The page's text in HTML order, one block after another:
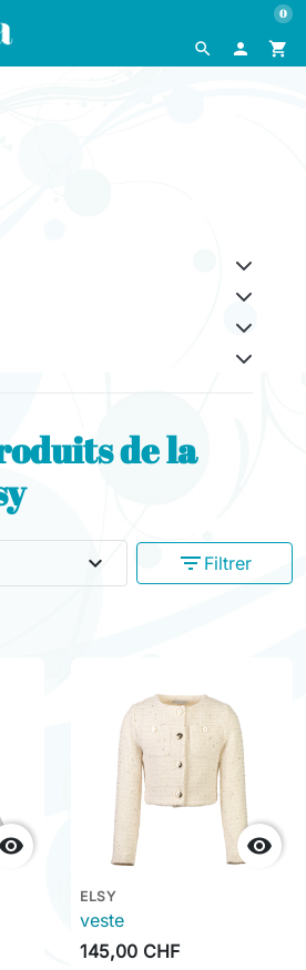
search  shopping_cart
0
de la
expand_more filter_list Filtrer
 
ELSY
veste
145,00 CHF